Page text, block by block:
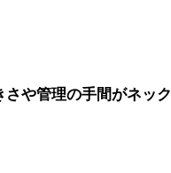
さや管理の手間がネック